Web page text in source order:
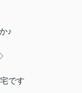
♪
です